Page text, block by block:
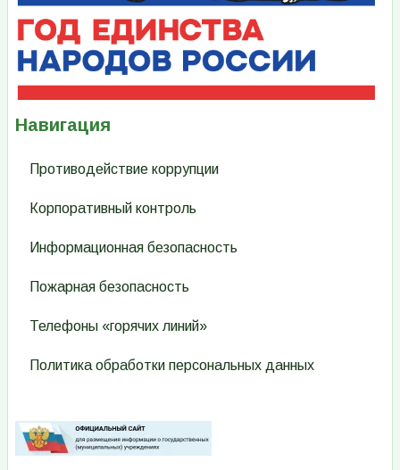
Навигация
Противодействие коррупции
Корпоративный контроль
Информационная безопасность
Пожарная безопасность
Телефоны «горячих линий»
Политика обработки персональных данных
Изображение